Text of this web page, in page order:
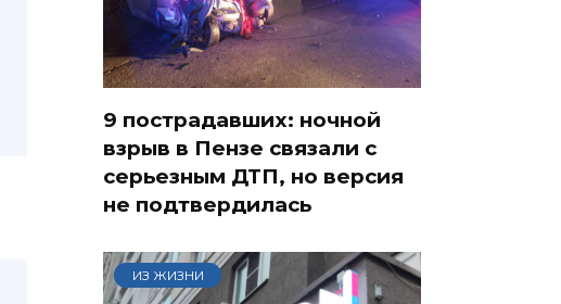
9 пострадавших: ночной
взрыв в Пензе связали с
серьезным ДТП, но версия
не подтвердилась
ИЗ ЖИЗНИ